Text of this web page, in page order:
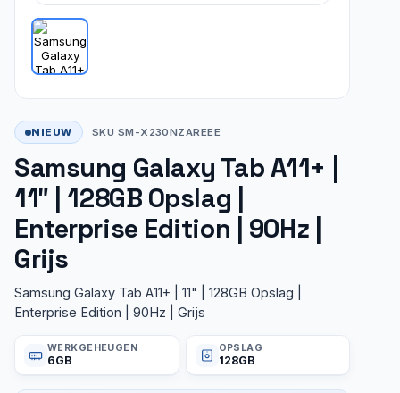
NIEUW SKU SM-X230NZAREEE
Samsung Galaxy Tab A11+ |
11″ | 128GB Opslag |
Enterprise Edition | 90Hz |
Grijs
Samsung Galaxy Tab A11+ | 11" | 128GB Opslag |
Enterprise Edition | 90Hz | Grijs
WERKGEHEUGEN
6GB
OPSLAG
128GB